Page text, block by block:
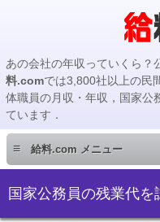
あの会社の年収っていくら？
料.comでは3,800社以上の民
体職員の月収・年収，国家公
ています．
≡ 給料.com メニュー
民間企業編
国家公務員の残業代